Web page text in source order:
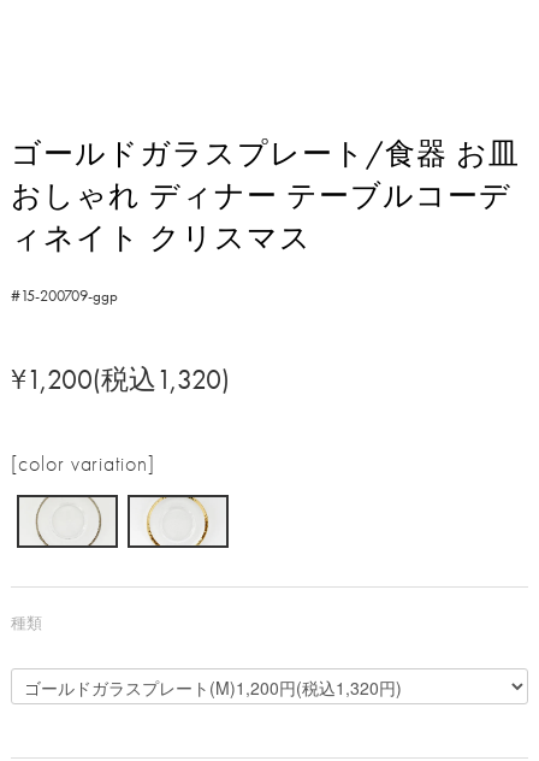
ゴールドガラスプレート/食器 お皿
おしゃれ ディナー テーブルコーデ
ィネイト クリスマス
#15-200709-ggp
¥1,200(税込1,320)
[color variation]
種類